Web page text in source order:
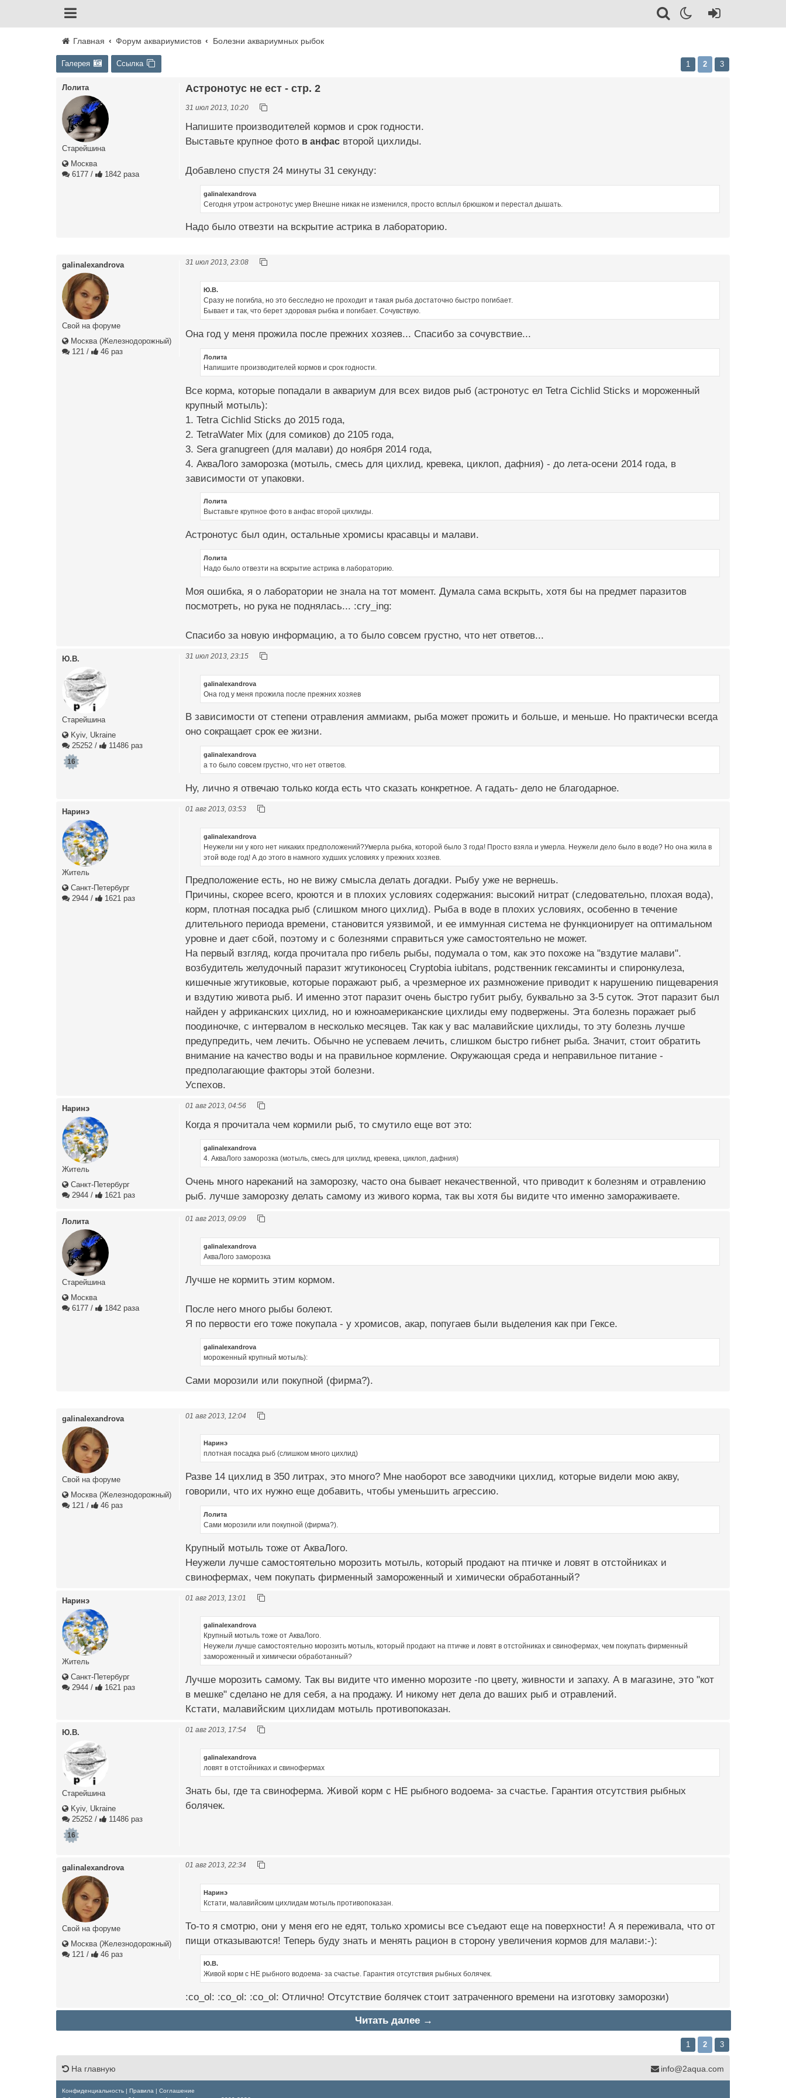
Главная Форум аквариумистов Болезни аквариумных рыбок
Галерея Ссылка 1 2 3
Лолита
Старейшина
Москва
6177 / 1842 раза
Астронотус не ест - стр. 2
31 июл 2013, 10:20
Напишите производителей кормов и срок годности.
Выставьте крупное фото в анфас второй цихлиды.
Добавлено спустя 24 минуты 31 секунду:
galinalexandrova
Сегодня утром астронотус умер Внешне никак не изменился, просто всплыл брюшком и перестал дышать.
Надо было отвезти на вскрытие астрика в лабораторию.
galinalexandrova
Свой на форуме
Москва (Железнодорожный)
121 / 46 раз
31 июл 2013, 23:08
Ю.В.
Сразу не погибла, но это бесследно не проходит и такая рыба достаточно быстро погибает.
Бывает и так, что берет здоровая рыбка и погибает. Сочувствую.
Она год у меня прожила после прежних хозяев... Спасибо за сочувствие...
Лолита
Напишите производителей кормов и срок годности.
Все корма, которые попадали в аквариум для всех видов рыб (астронотус ел Tetra Cichlid Sticks и мороженный
крупный мотыль):
1. Tetra Cichlid Sticks до 2015 года,
2. TetraWater Mix (для сомиков) до 2105 года,
3. Sera granugreen (для малави) до ноября 2014 года,
4. АкваЛого заморозка (мотыль, смесь для цихлид, кревека, циклоп, дафния) - до лета-осени 2014 года, в
зависимости от упаковки.
Лолита
Выставьте крупное фото в анфас второй цихлиды.
Астронотус был один, остальные хромисы красавцы и малави.
Лолита
Надо было отвезти на вскрытие астрика в лабораторию.
Моя ошибка, я о лаборатории не знала на тот момент. Думала сама вскрыть, хотя бы на предмет паразитов
посмотреть, но рука не поднялась... :cry_ing:
Спасибо за новую информацию, а то было совсем грустно, что нет ответов...
Ю.В.
Старейшина
Kyiv, Ukraine
25252 / 11486 раз
16
31 июл 2013, 23:15
galinalexandrova
Она год у меня прожила после прежних хозяев
В зависимости от степени отравления аммиакм, рыба может прожить и больше, и меньше. Но практически всегда
оно сокращает срок ее жизни.
galinalexandrova
а то было совсем грустно, что нет ответов.
Ну, лично я отвечаю только когда есть что сказать конкретное. А гадать- дело не благодарное.
Наринэ
Житель
Санкт-Петербург
2944 / 1621 раз
01 авг 2013, 03:53
galinalexandrova
Неужели ни у кого нет никаких предположений?Умерла рыбка, которой было 3 года! Просто взяла и умерла. Неужели дело было в воде? Но она жила в
этой воде год! А до этого в намного худших условиях у прежних хозяев.
Предположение есть, но не вижу смысла делать догадки. Рыбу уже не вернешь.
Причины, скорее всего, кроются и в плохих условиях содержания: высокий нитрат (следовательно, плохая вода),
корм, плотная посадка рыб (слишком много цихлид). Рыба в воде в плохих условиях, особенно в течение
длительного периода времени, становится уязвимой, и ее иммунная система не функционирует на оптимальном
уровне и дает сбой, поэтому и с болезнями справиться уже самостоятельно не может.
На первый взгляд, когда прочитала про гибель рыбы, подумала о том, как это похоже на "вздутие малави".
возбудитель желудочный паразит жгутиконосец Cryptobia iubitans, родственник гексаминты и спиронкулеза,
кишечные жгутиковые, которые поражают рыб, а чрезмерное их размножение приводит к нарушению пищеварения
и вздутию живота рыб. И именно этот паразит очень быстро губит рыбу, буквально за 3-5 суток. Этот паразит был
найден у африканских цихлид, но и южноамериканские цихлиды ему подвержены. Эта болезнь поражает рыб
поодиночке, с интервалом в несколько месяцев. Так как у вас малавийские цихлиды, то эту болезнь лучше
предупредить, чем лечить. Обычно не успеваем лечить, слишком быстро гибнет рыба. Значит, стоит обратить
внимание на качество воды и на правильное кормление. Окружающая среда и неправильное питание -
предполагающие факторы этой болезни.
Успехов.
Наринэ
Житель
Санкт-Петербург
2944 / 1621 раз
01 авг 2013, 04:56
Когда я прочитала чем кормили рыб, то смутило еще вот это:
galinalexandrova
4. АкваЛого заморозка (мотыль, смесь для цихлид, кревека, циклоп, дафния)
Очень много нареканий на заморозку, часто она бывает некачественной, что приводит к болезням и отравлению
рыб. лучше заморозку делать самому из живого корма, так вы хотя бы видите что именно замораживаете.
Лолита
Старейшина
Москва
6177 / 1842 раза
01 авг 2013, 09:09
galinalexandrova
АкваЛого заморозка
Лучше не кормить этим кормом.
После него много рыбы болеют.
Я по первости его тоже покупала - у хромисов, акар, попугаев были выделения как при Гексе.
galinalexandrova
мороженный крупный мотыль):
Сами морозили или покупной (фирма?).
galinalexandrova
Свой на форуме
Москва (Железнодорожный)
121 / 46 раз
01 авг 2013, 12:04
Наринэ
плотная посадка рыб (слишком много цихлид)
Разве 14 цихлид в 350 литрах, это много? Мне наоборот все заводчики цихлид, которые видели мою акву,
говорили, что их нужно еще добавить, чтобы уменьшить агрессию.
Лолита
Сами морозили или покупной (фирма?).
Крупный мотыль тоже от АкваЛого.
Неужели лучше самостоятельно морозить мотыль, который продают на птичке и ловят в отстойниках и
свинофермах, чем покупать фирменный замороженный и химически обработанный?
Наринэ
Житель
Санкт-Петербург
2944 / 1621 раз
01 авг 2013, 13:01
galinalexandrova
Крупный мотыль тоже от АкваЛого.
Неужели лучше самостоятельно морозить мотыль, который продают на птичке и ловят в отстойниках и свинофермах, чем покупать фирменный
замороженный и химически обработанный?
Лучше морозить самому. Так вы видите что именно морозите -по цвету, живности и запаху. А в магазине, это "кот
в мешке" сделано не для себя, а на продажу. И никому нет дела до ваших рыб и отравлений.
Кстати, малавийским цихлидам мотыль противопоказан.
Ю.В.
Старейшина
Kyiv, Ukraine
25252 / 11486 раз
16
01 авг 2013, 17:54
galinalexandrova
ловят в отстойниках и свинофермах
Знать бы, где та свиноферма. Живой корм с НЕ рыбного водоема- за счастье. Гарантия отсутствия рыбных
болячек.
galinalexandrova
Свой на форуме
Москва (Железнодорожный)
121 / 46 раз
01 авг 2013, 22:34
Наринэ
Кстати, малавийским цихлидам мотыль противопоказан.
То-то я смотрю, они у меня его не едят, только хромисы все съедают еще на поверхности! А я переживала, что от
пищи отказываются! Теперь буду знать и менять рацион в сторону увеличения кормов для малави:-):
Ю.В.
Живой корм с НЕ рыбного водоема- за счастье. Гарантия отсутствия рыбных болячек.
:co_ol: :co_ol: :co_ol: Отлично! Отсутствие болячек стоит затраченного времени на изготовку заморозки)
Читать далее →
1 2 3
На главную info@2aqua.com
Конфиденциальность | Правила | Соглашение